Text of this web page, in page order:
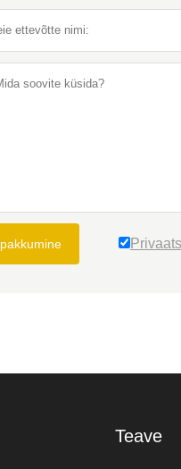
pakkumine
Teave